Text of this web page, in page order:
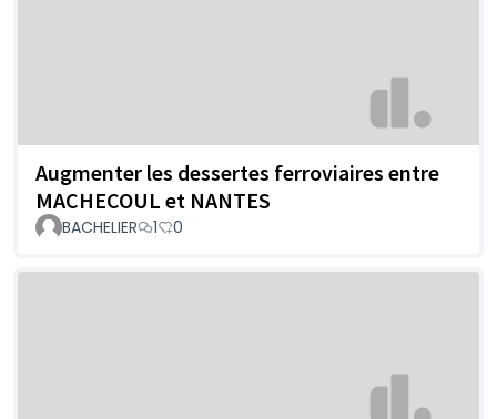
Augmenter les dessertes ferroviaires entre
MACHECOUL et NANTES
BACHELIER 1 0